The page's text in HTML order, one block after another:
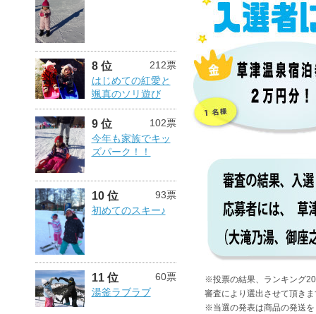
8 位
212票
はじめての紅愛と
颯真のソリ遊び
9 位
102票
今年も家族でキッ
ズパーク！！
10 位
93票
初めてのスキー♪
11 位
60票
湯釜ラブラブ
※投票の結果、ランキング
審査により選出させて頂きま
※当選の発表は商品の発送